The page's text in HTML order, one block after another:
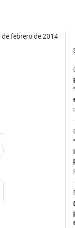
de febrero de 2014